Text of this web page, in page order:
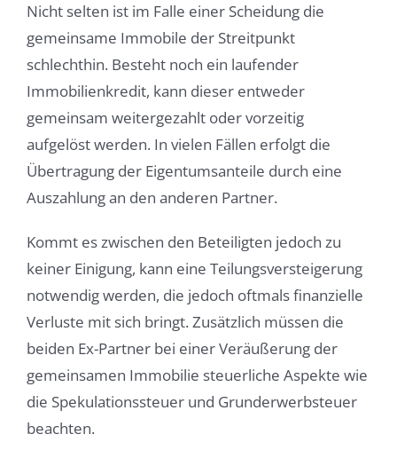
Nicht selten ist im Falle einer Scheidung die
gemeinsame Immobile der Streitpunkt
schlechthin. Besteht noch ein laufender
Immobilienkredit, kann dieser entweder
gemeinsam weitergezahlt oder vorzeitig
aufgelöst werden. In vielen Fällen erfolgt die
Übertragung der Eigentumsanteile durch eine
Auszahlung an den anderen Partner.
Kommt es zwischen den Beteiligten jedoch zu
keiner Einigung, kann eine Teilungsversteigerung
notwendig werden, die jedoch oftmals finanzielle
Verluste mit sich bringt. Zusätzlich müssen die
beiden Ex-Partner bei einer Veräußerung der
gemeinsamen Immobilie steuerliche Aspekte wie
die Spekulationssteuer und Grunderwerbsteuer
beachten.